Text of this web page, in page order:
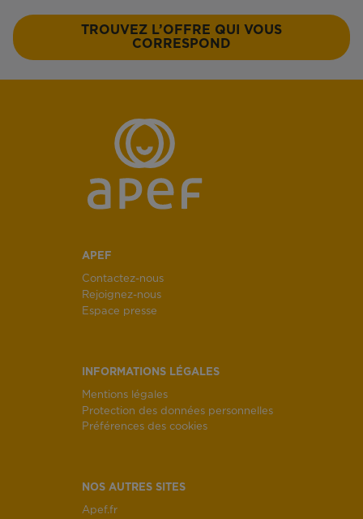
TROUVEZ L’OFFRE QUI VOUS
CORRESPOND
APEF
Contactez-nous
Rejoignez-nous
Espace presse
INFORMATIONS LÉGALES
Mentions légales
Protection des données personnelles
Préférences des cookies
NOS AUTRES SITES
Apef.fr